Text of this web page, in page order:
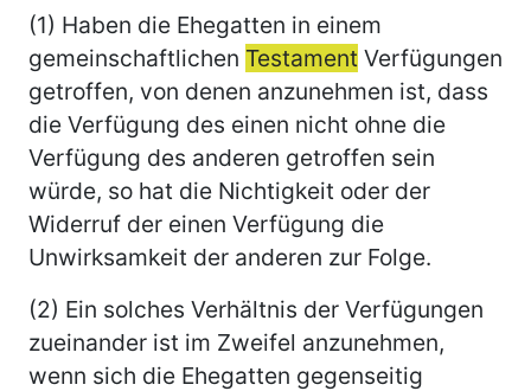
(1) Haben die Ehegatten in einem
gemeinschaftlichen Testament Verfügungen
getroffen, von denen anzunehmen ist, dass
die Verfügung des einen nicht ohne die
Verfügung des anderen getroffen sein
würde, so hat die Nichtigkeit oder der
Widerruf der einen Verfügung die
Unwirksamkeit der anderen zur Folge.
(2) Ein solches Verhältnis der Verfügungen
zueinander ist im Zweifel anzunehmen,
wenn sich die Ehegatten gegenseitig